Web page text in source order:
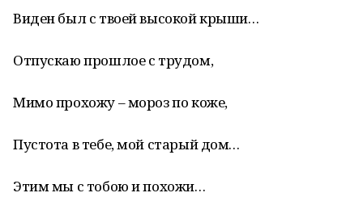
Виден был с твоей высокой крыши…
Отпускаю прошлое с трудом,
Мимо прохожу – мороз по коже,
Пустота в тебе, мой старый дом…
Этим мы с тобою и похожи…